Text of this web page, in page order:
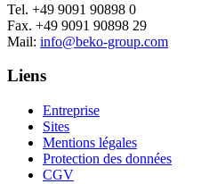
Tel. +49 9091 90898 0
Fax. +49 9091 90898 29
Mail: info@beko-group.com
Liens
Entreprise
Sites
Mentions légales
Protection des données
CGV